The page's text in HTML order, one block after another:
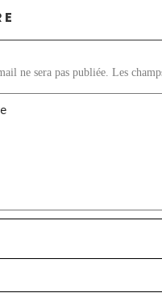
ne sera pas publiée. Les